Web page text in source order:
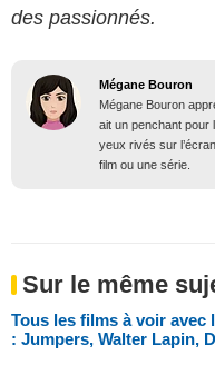
des passionnés.
Mégane Bouron
Mégane Bouron
ait un penchant pour
yeux rivés sur
film ou une série.
Sur le même
Tous les films à voir avec
: Jumpers, Walter Lapin,